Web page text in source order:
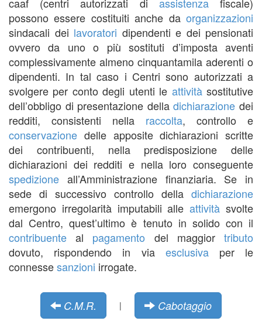
possono essere costituiti anche da organizzazioni
sindacali dei lavoratori dipendenti e dei pensionati
ovvero da uno o più sostituti d’imposta aventi
complessivamente almeno cinquantamila aderenti o
dipendenti. In tal caso i Centri sono autorizzati a
svolgere per conto degli utenti le attivitàsostitutive
dell’obbligo di presentazione delladichiarazione dei
redditi, consistenti nella raccolta, controllo e
conservazione delle apposite dichiarazioni scritte
dei contribuenti, nella predisposizione delle
dichiarazioni dei redditi e nella loro conseguente
spedizione all’Amministrazione finanziaria. Se in
sede di successivo controllo della dichiarazione
emergono irregolarità imputabili alleattività svolte
dal Centro, quest’ultimo è tenuto in solido con il
contribuente al pagamento del maggiortributo
dovuto, rispondendo in via esclusivaper le
connessesanzioni irrogate.
C.M.R. | Cabotaggio